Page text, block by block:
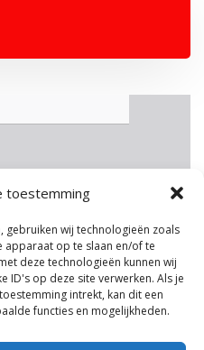
toestemming
gebruiken wij technologieën zoals
op te slaan en/of te
deze technologieën kunnen wij
ID's op deze site verwerken. Als je
intrekt, kan dit een
functies en mogelijkheden.